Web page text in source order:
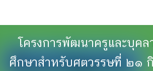
โครงการพัฒนาครูและบุคล
ศึกษาสำหรับศตวรรษที่ ๒๑